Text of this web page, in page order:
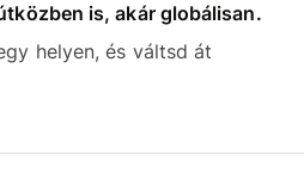
is, akár globálisan.
helyen, és váltsd át